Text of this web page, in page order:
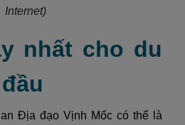
Internet)
nhất cho du
Địa đạo Vịnh Mốc có thể là